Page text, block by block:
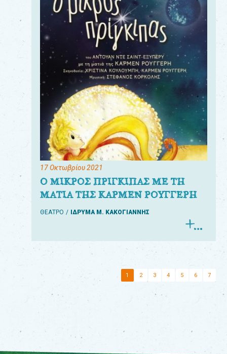
17 Οκτωβρίου 2021
Ο ΜΙΚΡΟΣ ΠΡΙΓΚΙΠΑΣ ΜΕ ΤΗ
ΜΑΤΙΑ ΤΗΣ ΚΑΡΜΕΝ ΡΟΥΓΓΕΡΗ
ΘΕΑΤΡΟ ΙΔΡΥΜΑ Μ. ΚΑΚΟΓΙΑΝΝΗΣ
1 2 3 4 5 6 7